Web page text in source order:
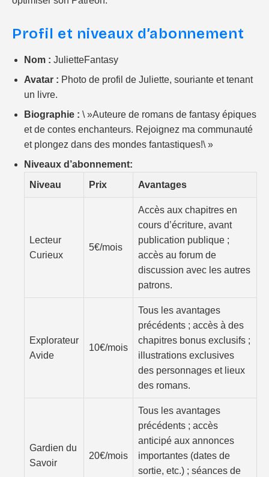
Profil et niveaux d’abonnement
Nom : JulietteFantasy
Avatar : Photo de profil de Juliette, souriante et tenant
un livre.
Biographie : \ »Auteure de romans de fantasy épiques
et de contes enchanteurs. Rejoignez ma communauté
et plongez dans des mondes fantastiques!\ »
Niveaux d’abonnement:
Niveau
Prix Avantages
Lecteur
Curieux
5€/mois
Accès aux chapitres en
cours d’écriture, avant
publication publique ;
accès au forum de
discussion avec les autres
patrons.
Explorateur
Avide
10€/mois
Tous les avantages
précédents ; accès à des
chapitres bonus exclusifs ;
illustrations exclusives
des personnages et lieux
des romans.
Gardien du
Savoir
20€/mois
Tous les avantages
précédents ; accès
anticipé aux annonces
importantes (dates de
sortie, etc.) ; séances de